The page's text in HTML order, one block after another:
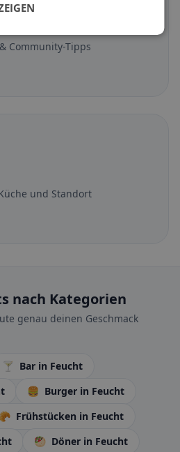
Community-Tipps
und Standort
nach Kategorien
genau deinen Geschmack
🍸 Bar in Feucht
🍔 Burger in Feucht
🥐 Frühstücken in Feucht
🥙 Döner in Feucht